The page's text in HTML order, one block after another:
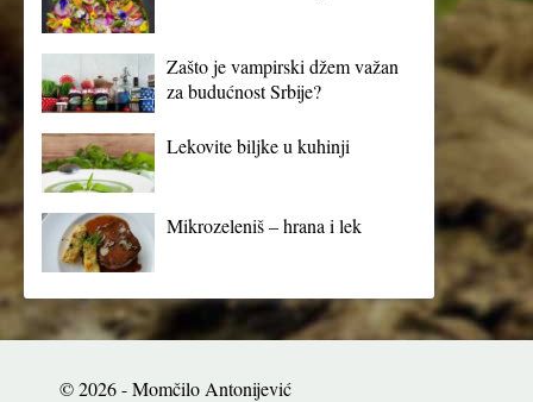
Zašto je vampirski džem važan
za budućnost Srbije?
Lekovite biljke u kuhinji
Mikrozeleniš – hrana i lek
© 2026 - Momčilo Antonijević